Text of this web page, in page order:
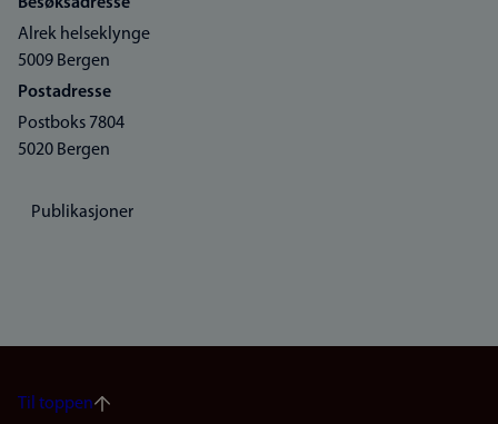
Alrek helseklynge
5009 Bergen
Postadresse
Postboks 7804
5020 Bergen
Publikasjoner
Til toppen